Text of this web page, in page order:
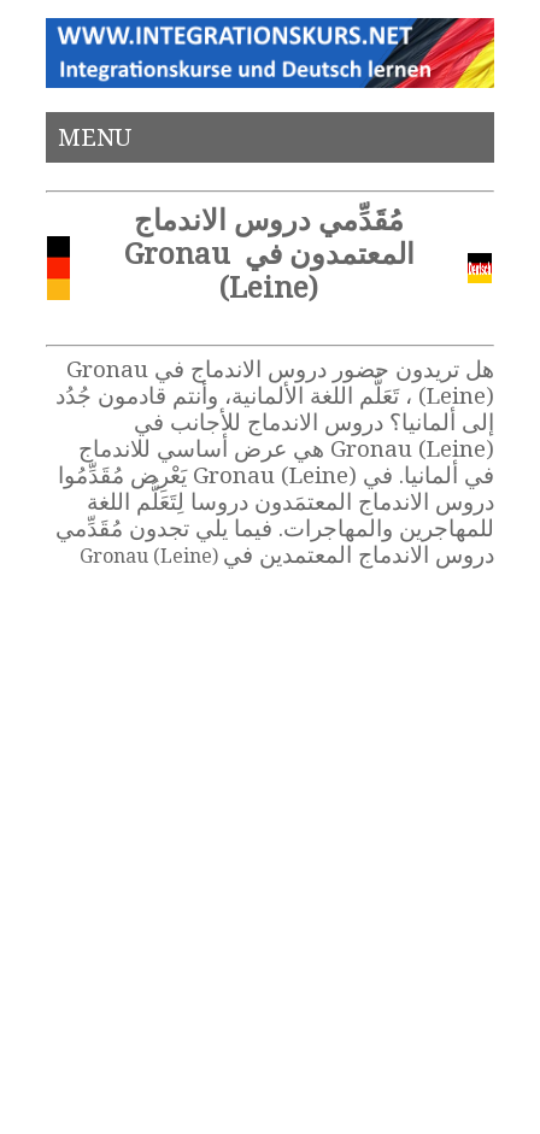
MENU
مُقَدِّمي دروس الاندماج
المعتمدون في Gronau
(Leine)
هل تريدون حضور دروس الاندماج في Gronau
(Leine) ، تَعَلُّم اللغة الألمانية، وأنتم قادمون جُدُد
إلى ألمانيا؟ دروس الاندماج للأجانب في
Gronau (Leine) هي عرض أساسي للاندماج
في ألمانيا. في Gronau (Leine) يَعْرِض مُقَدِّمُوا
دروس الاندماج المعتمَدون دروسا لِتَعَلُّم اللغة
للمهاجرين والمهاجرات. فيما يلي تجدون مُقَدِّمي
دروس الاندماج المعتمدين في Gronau (Leine)